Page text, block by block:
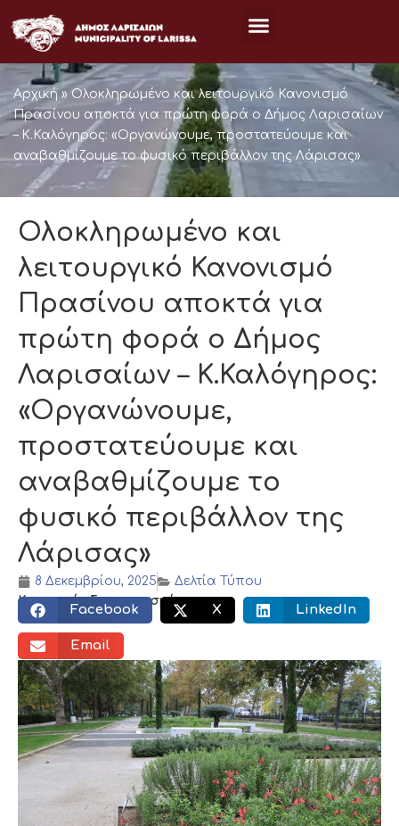
στο
περιεχόμενο
Αρχική » Ολοκληρωμένο και λειτουργικό Κανονισμό
Πρασίνου αποκτά για πρώτη φορά ο Δήμος Λαρισαίων
– Κ.Καλόγηρος: «Οργανώνουμε, προστατεύουμε και
αναβαθμίζουμε το φυσικό περιβάλλον της Λάρισας»
Ολοκληρωμένο και
λειτουργικό Κανονισμό
Πρασίνου αποκτά για
πρώτη φορά ο Δήμος
Λαρισαίων – Κ.Καλόγηρος:
«Οργανώνουμε,
προστατεύουμε και
αναβαθμίζουμε το
φυσικό περιβάλλον της
Λάρισας»
8 Δεκεμβρίου, 2025
Δελτία Τύπου
Κοινωνικός διαμοιρασμός:
Facebook X LinkedIn
Email